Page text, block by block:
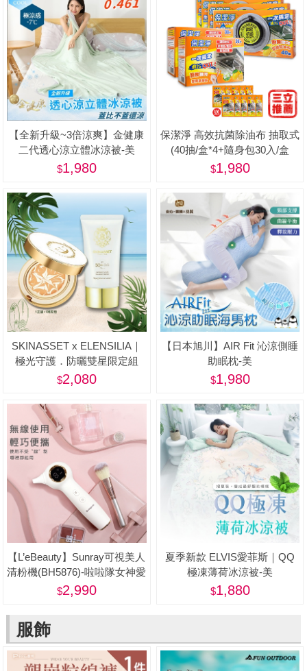
【全新升級~3倍涼爽】金健康
二代透心涼立體冰涼被-美
1,980
保潔淨 高效抗菌除油布 抽取式
(40抽/盒*4+隨身包30入/盒
*2+贈品-隨身包*10入)-美
1,980
SKINASSET x ELENSILIA｜
極光守護．防曬雙星限定組
2,080
【日本旭川】AIR Fit 沁涼側睡
助眠枕-美
1,980
【L’eBeauty】Sunray可視美人
清粉機(BH5876)-啦啦隊女神愛
用推薦
2,990
夏季新款 ELVIS愛菲斯｜QQ
極凍薄荷冰涼被-美
1,880
服飾